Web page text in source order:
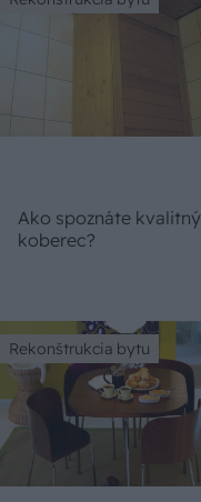
Ako spoznáte kvalitný
koberec?
Rekonštrukcia bytu